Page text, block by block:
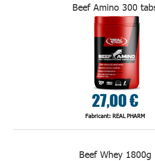
Beef Amino 300
27,00 €
Fabricant: REAL PHARM
Beef Whey 1800g